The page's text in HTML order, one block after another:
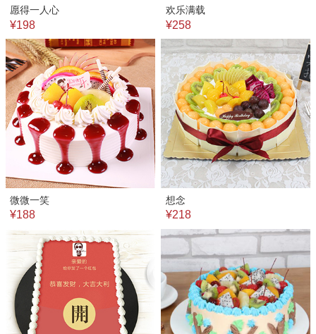
愿得一人心
¥198
欢乐满载
¥258
微微一笑
¥188
想念
¥218